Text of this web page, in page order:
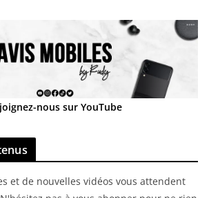
nous sur YouTube
et de nouvelles vidéos vous attendent